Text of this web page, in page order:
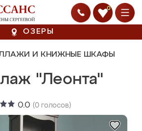
0
ОЗЕРЫ
И КНИЖНЫЕ ШКАФЫ
"Леонта"
0.0 (0 голосов)